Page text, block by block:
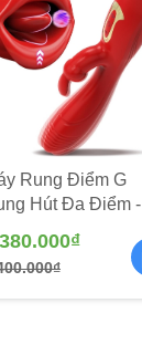
Rung Điểm G
Hút Đa Điểm -